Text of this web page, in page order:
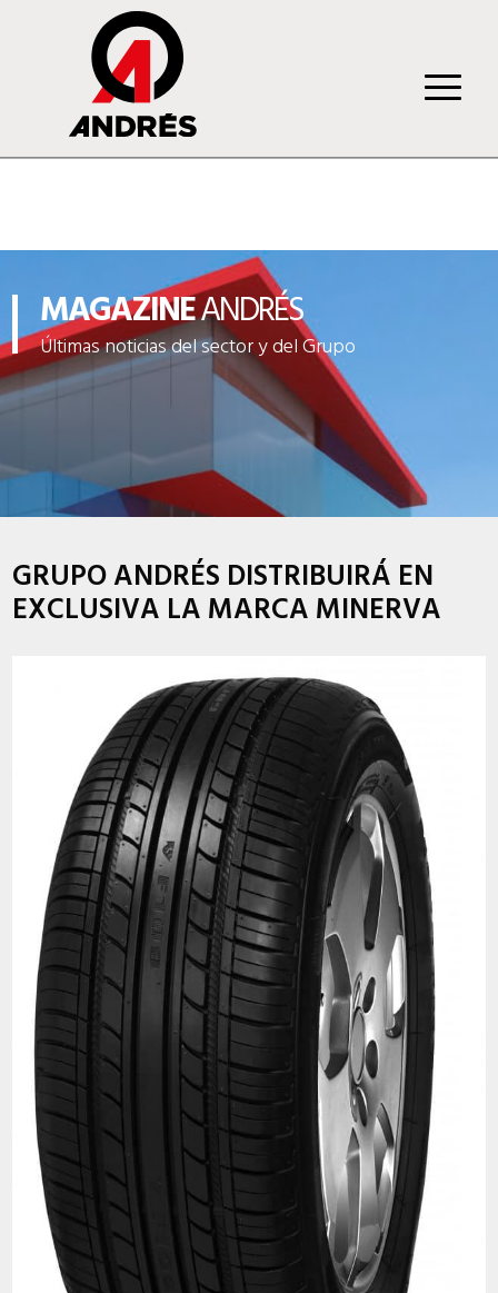
MAGAZINEANDRÉS
Últimas noticias del sector y del Grupo
GRUPO ANDRÉS DISTRIBUIRÁ EN
EXCLUSIVA LA MARCA MINERVA